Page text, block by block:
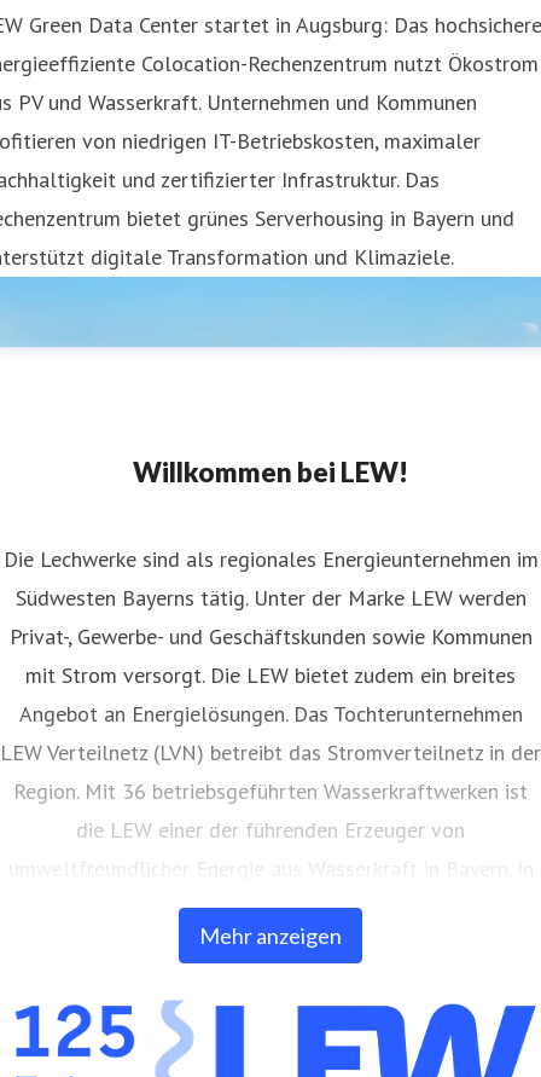
Green Data Center startet in Augsburg: Das
Colocation-Rechenzentrum nutzt Ökostrom
PV und Wasserkraft. Unternehmen und Kommunen
von niedrigen IT-Betriebskosten, maximaler
und zertifizierter Infrastruktur. Das
bietet grünes Serverhousing in Bayern und
digitale Transformation und Klimaziele.
Willkommen bei LEW!
Mehr anzeigen
Die Lechwerke sind als regionales Energieunternehmen im
Südwesten Bayerns tätig. Unter der Marke LEW werden
Privat-, Gewerbe- und Geschäftskunden sowie Kommunen
mit Strom versorgt. Die LEW bietet zudem ein breites
Angebot an Energielösungen. Das Tochterunternehmen
LEW Verteilnetz (LVN) betreibt das Stromverteilnetz in der
Region. Mit 36 betriebsgeführten Wasserkraftwerken ist
die LEW einer der führenden Erzeuger von
umweltfreundlicher Energie aus Wasserkraft in Bayern. In
eigenen Anlagen auf Freiflächen und Gebäuden erzeugt
die LEW auch Strom aus Photovoltaik. Außerdem bietet
Netz- und Anlagenbau, Energieerzeugung, Elektromobilität
und Telekommunikation an. Die LEW betreibt ein eigenes,